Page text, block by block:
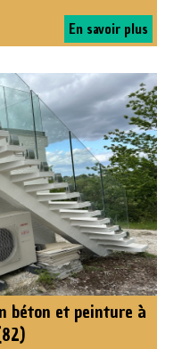
En savoir plus
béton et peinture à